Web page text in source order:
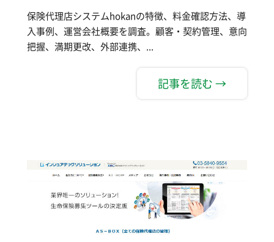
保険代理店システムhokanの特徴、料金確認方法、導
入事例、運営会社概要を調査。顧客・契約管理、意向
把握、満期更改、外部連携、...
記事を読む →